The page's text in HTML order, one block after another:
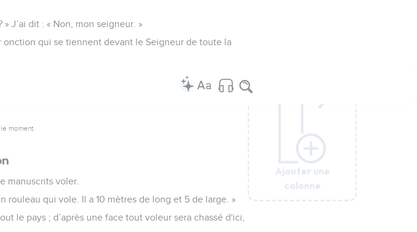
Ajouter une
colonne
Ajouter une
colonne
J’ai dit : « Non, mon seigneur. »
onction qui se tiennent devant le Seigneur de toute la
Ajouter une
colonne
moment.
manuscrits voler.
rouleau qui vole. Il a 10 mètres de long et 5 de large. »
le pays ; d’après une face tout voleur sera chassé d'ici,
Ajouter une
colonne
Ajouter une
colonne
Ajouter une
colonne
Ajouter une
colonne